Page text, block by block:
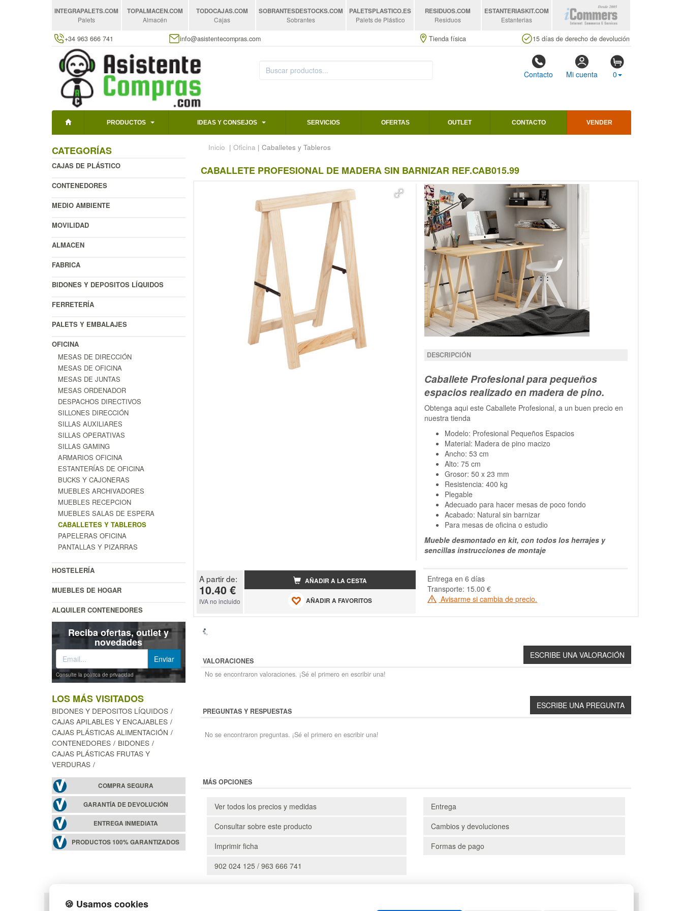
INTEGRAPALETS.COM
Palets
TOPALMACEN.COM
Almacén
TODOCAJAS.COM
Cajas
SOBRANTESDESTOCKS.COM
Sobrantes
PALETSPLASTICO.ES
Palets de Plástico
RESIDUOS.COM
Residuos
ESTANTERIASKIT.COM
Estanterias
+34 963 666 741 info@asistentecompras.com Tienda física 15 días de derecho de devolución
Contacto Mi cuenta 0
PRODUCTOS IDEAS Y CONSEJOS SERVICIOS OFERTAS OUTLET CONTACTO VENDER
CATEGORÍAS
CAJAS DE PLÁSTICO
CONTENEDORES
MEDIO AMBIENTE
MOVILIDAD
ALMACEN
FABRICA
BIDONES Y DEPOSITOS LÍQUIDOS
FERRETERÍA
PALETS Y EMBALAJES
OFICINA
MESAS DE DIRECCIÓN
MESAS DE OFICINA
MESAS DE JUNTAS
MESAS ORDENADOR
DESPACHOS DIRECTIVOS
SILLONES DIRECCIÓN
SILLAS AUXILIARES
SILLAS OPERATIVAS
SILLAS GAMING
ARMARIOS OFICINA
ESTANTERÍAS DE OFICINA
BUCKS Y CAJONERAS
MUEBLES ARCHIVADORES
MUEBLES RECEPCION
MUEBLES SALAS DE ESPERA
CABALLETES Y TABLEROS
PAPELERAS OFICINA
PANTALLAS Y PIZARRAS
HOSTELERÍA
MUEBLES DE HOGAR
ALQUILER CONTENEDORES
Reciba ofertas, outlet y
novedades
Consulte la política de privacidad
LOS MÁS VISITADOS
BIDONES Y DEPOSITOS LÍQUIDOS
CAJAS APILABLES Y ENCAJABLES
CAJAS PLÁSTICAS ALIMENTACIÓN
CONTENEDORES
BIDONES
CAJAS PLÁSTICAS FRUTAS Y
VERDURAS
COMPRA SEGURA
GARANTÍA DE DEVOLUCIÓN
ENTREGA INMEDIATA
PRODUCTOS 100% GARANTIZADOS
Inicio | Oficina | Caballetes y Tableros
CABALLETE PROFESIONAL DE MADERA SIN BARNIZAR REF.CAB015.99
DESCRIPCIÓN
Caballete Profesional para pequeños
espacios realizado en madera de pino.
Obtenga aqui este Caballete Profesional, a un buen precio en
nuestra tienda
Modelo: Profesional Pequeños Espacios
Material: Madera de pino macizo
Ancho: 53 cm
Alto: 75 cm
Grosor: 50 x 23 mm
Resistencia: 400 kg
Plegable
Adecuado para hacer mesas de poco fondo
Acabado: Natural sin barnizar
Para mesas de oficina o estudio
Mueble desmontado en kit, con todos los herrajes y
sencillas instrucciones de montaje
A partir de:
10.40 €
IVA no incluido
AÑADIR A LA CESTA
AÑADIR A FAVORITOS
Entrega en 6 días
Transporte: 15.00 €
Avisarme si cambia de precio.
VALORACIONES
No se encontraron valoraciones. ¡Sé el primero en escribir una!
PREGUNTAS Y RESPUESTAS
No se encontraron preguntas. ¡Sé el primero en escribir una!
MÁS OPCIONES
Ver todos los precios y medidas
Consultar sobre este producto
Imprimir ficha
902 024 125 / 963 666 741
Entrega
Cambios y devoluciones
Formas de pago
🍪 Usamos cookies